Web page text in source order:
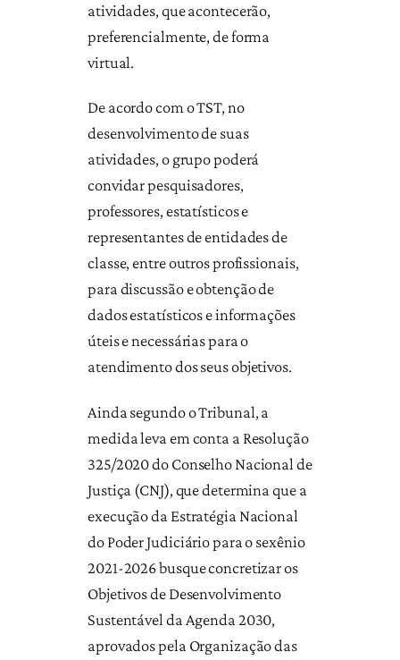
atividades, que acontecerão,
preferencialmente, de forma
virtual.
De acordo com o TST, no
desenvolvimento de suas
atividades, o grupo poderá
convidar pesquisadores,
professores, estatísticos e
representantes de entidades de
classe, entre outros profissionais,
para discussão e obtenção de
dados estatísticos e informações
úteis e necessárias para o
atendimento dos seus objetivos.
Ainda segundo o Tribunal, a
medida leva em conta a Resolução
325/2020 do Conselho Nacional de
Justiça (CNJ), que determina que a
execução da Estratégia Nacional
do Poder Judiciário para o sexênio
2021-2026 busque concretizar os
Objetivos de Desenvolvimento
Sustentável da Agenda 2030,
aprovados pela Organização das